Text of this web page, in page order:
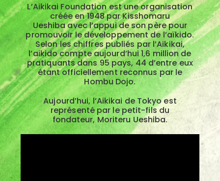
L’Aikikai Foundation est une organisation
créée en1948parKisshomaru
Ueshibaavec l’appui de son père pour
promouvoir le développement de l’aïkido.
Selon les chiffres publiés par l’Aikikai,
l’aikido compte aujourd’hui 1,6 million de
pratiquants dans 95 pays, 44 d’entre eux
étant officiellement reconnus par le
Hombu Dojo.
Aujourd’hui, l’Aikikai de Tokyo est
représenté par le petit-fils du
fondateur, Moriteru Ueshiba.